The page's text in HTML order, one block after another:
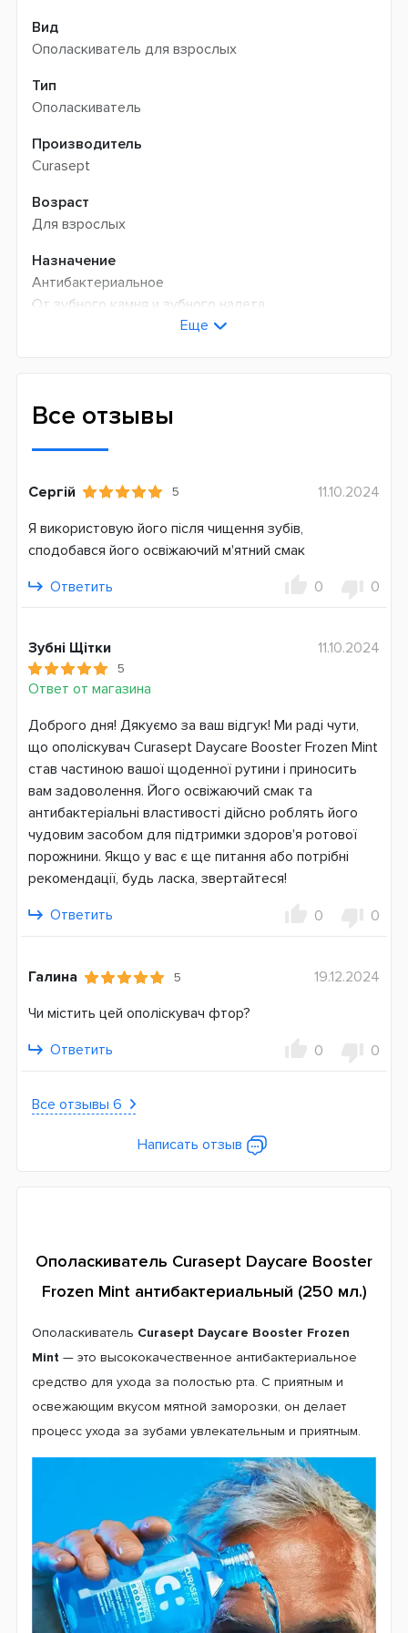
Вид
Ополаскиватель для взрослых
Тип
Ополаскиватель
Производитель
Curasept
Возраст
Для взрослых
Назначение
Антибактериальное
От зубного камня и зубного налета
Для реминерализации эмали
220 ppm
Состав
С фтором
С ксилитом
Без алкоголя
Италия
Еще
Все отзывы
Сергій 5
11.10.2024
Я використовую його після чищення зубів,
сподобався його освіжаючий м'ятний смак
Ответить
0 0
Зубні Щітки
5
Ответ от магазина
11.10.2024
Доброго дня! Дякуємо за ваш відгук! Ми раді чути,
що ополіскувач Curasept Daycare Booster Frozen Mint
став частиною вашої щоденної рутини і приносить
вам задоволення. Його освіжаючий смак та
антибактеріальні властивості дійсно роблять його
чудовим засобом для підтримки здоров'я ротової
порожнини. Якщо у вас є ще питання або потрібні
рекомендації, будь ласка, звертайтеся!
Ответить
0 0
Галина 5
19.12.2024
Чи містить цей ополіскувач фтор?
Ответить
0 0
Все отзывы 6
Написать отзыв
Ополаскиватель Curasept Daycare Booster
Frozen Mint антибактериальный (250 мл.)
Ополаскиватель Curasept Daycare Booster Frozen
Mint — это высококачественное антибактериальное
средство для ухода за полостью рта. С приятным и
освежающим вкусом мятной заморозки, он делает
процесс ухода за зубами увлекательным и приятным.